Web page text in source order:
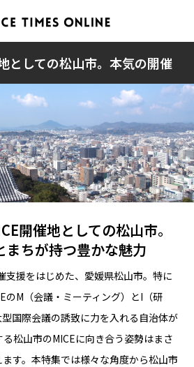
としての松山市。本気の開催
が持つ豊かな魅力/PR
開催地としての松山市。
まちが持つ豊かな魅力
支援をはじめた、愛媛県松山市。特に
のM（会議・ミーティング）とI（研
国際会議の誘致に力を入れる自治体が
松山市のMICEに向き合う姿勢はまさ
す。本特集では様々な角度から松山市